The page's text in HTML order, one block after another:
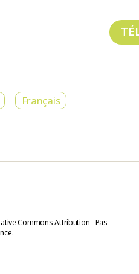
Français
Commons Attribution - Pas